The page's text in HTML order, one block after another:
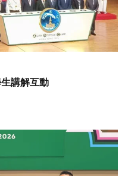
講解互動